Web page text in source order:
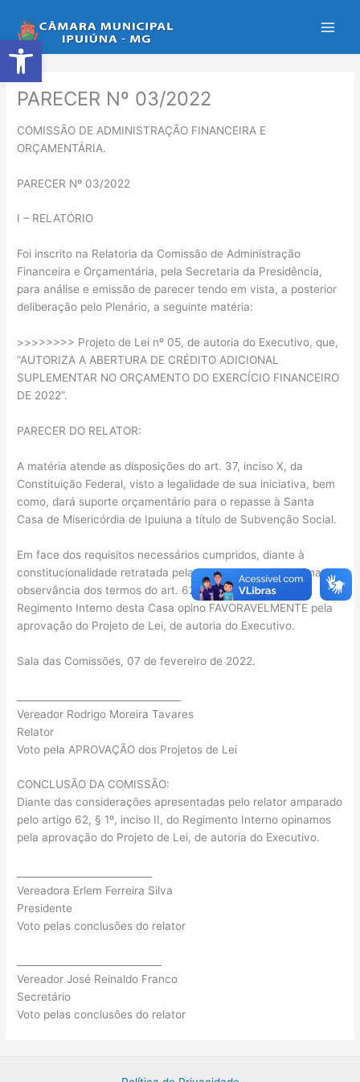
Abrir a barra de ferramentas
para
o
conteúdo
PARECER Nº 03/2022
COMISSÃO DE ADMINISTRAÇÃO FINANCEIRA E
ORÇAMENTÁRIA.
PARECER Nº 03/2022
I – RELATÓRIO
Foi inscrito na Relatoria da Comissão de Administração
Financeira e Orçamentária, pela Secretaria da Presidência,
para análise e emissão de parecer tendo em vista, a posterior
deliberação pelo Plenário, a seguinte matéria:
>>>>>>>> Projeto de Lei nº 05, de autoria do Executivo, que,
“AUTORIZA A ABERTURA DE CRÉDITO ADICIONAL
SUPLEMENTAR NO ORÇAMENTO DO EXERCÍCIO FINANCEIRO
DE 2022”.
PARECER DO RELATOR:
A matéria atende as disposições do art. 37, inciso X, da
Constituição Federal, visto a legalidade de sua iniciativa, bem
como, dará suporte orçamentário para o repasse à Santa
Casa de Misericórdia de Ipuiuna a título de Subvenção Social.
Em face dos requisitos necessários cumpridos, diante à
constitucionalidade retratada pela Assessoria Jurídica e na
observância dos termos do art. 62, § 1º, inciso II, do
Regimento Interno desta Casa opino FAVORAVELMENTE pela
aprovação do Projeto de Lei, de autoria do Executivo.
Sala das Comissões, 07 de fevereiro de 2022.
Vereador Rodrigo Moreira Tavares
Relator
Voto pela APROVAÇÃO dos Projetos de Lei
CONCLUSÃO DA COMISSÃO:
Diante das considerações apresentadas pelo relator amparado
pelo artigo 62, § 1º, inciso II, do Regimento Interno opinamos
pela aprovação do Projeto de Lei, de autoria do Executivo.
Vereadora Erlem Ferreira Silva
Presidente
Voto pelas conclusões do relator
Vereador José Reinaldo Franco
Secretário
Voto pelas conclusões do relator